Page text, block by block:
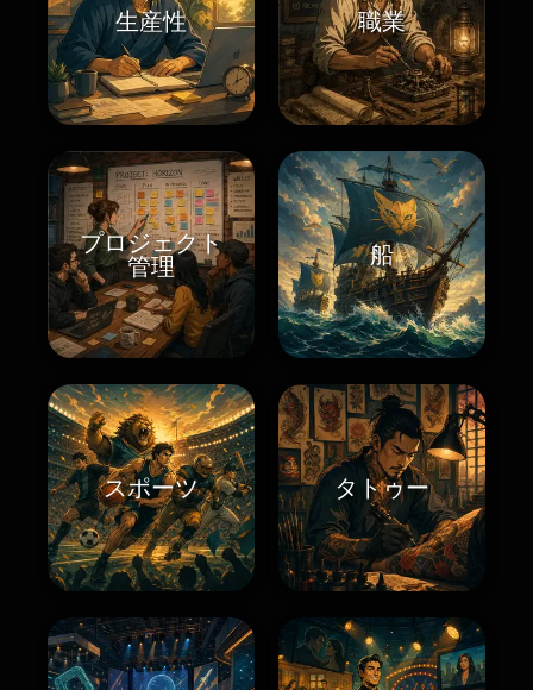
生産性 職業
プロジェクト
管理
船
スポーツ タトゥー